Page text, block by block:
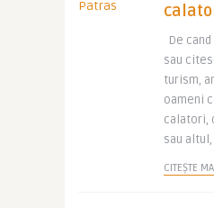
De
sau
turism,
oameni
calatori,
sau altul,
CITEȘTE